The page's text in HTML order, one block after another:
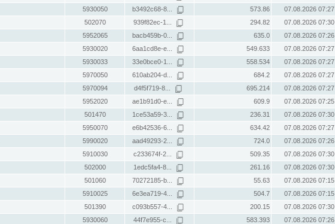
5930050 b3492c68-8... 573.86
07.08.2026 07:27
502070 939f82ec-1... 294.82
07.08.2026 07:30
5952065 bacb459b-0... 635.0
07.08.2026 07:26
5930020 6aa1cd8e-e... 549.633
07.08.2026 07:27
5930033 33e0bce0-1... 558.534
07.08.2026 07:27
5970050 610ab204-d... 684.2
07.08.2026 07:27
5970094 d4f5f719-8... 695.214
07.08.2026 07:27
5952020 ae1b91d0-e... 609.9
07.08.2026 07:25
501470 1ce53a59-3... 236.31
07.08.2026 07:30
5950070 e6b42536-6... 634.42
07.08.2026 07:27
5990020 aad49293-2... 724.0
07.08.2026 07:26
5910030 c233674f-2... 509.35
07.08.2026 07:30
502000 1edc5fa4-8... 261.16
07.08.2026 07:30
501060 70272185-b... 55.63
07.08.2026 07:15
5910025 6e3ea719-4... 504.7
07.08.2026 07:15
501390 c093b557-4... 200.15
07.08.2026 07:30
5930060 44f7e955-c... 583.393
07.08.2026 07:26